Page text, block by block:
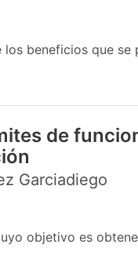
beneficios que se
de
Garciadiego
objetivo es